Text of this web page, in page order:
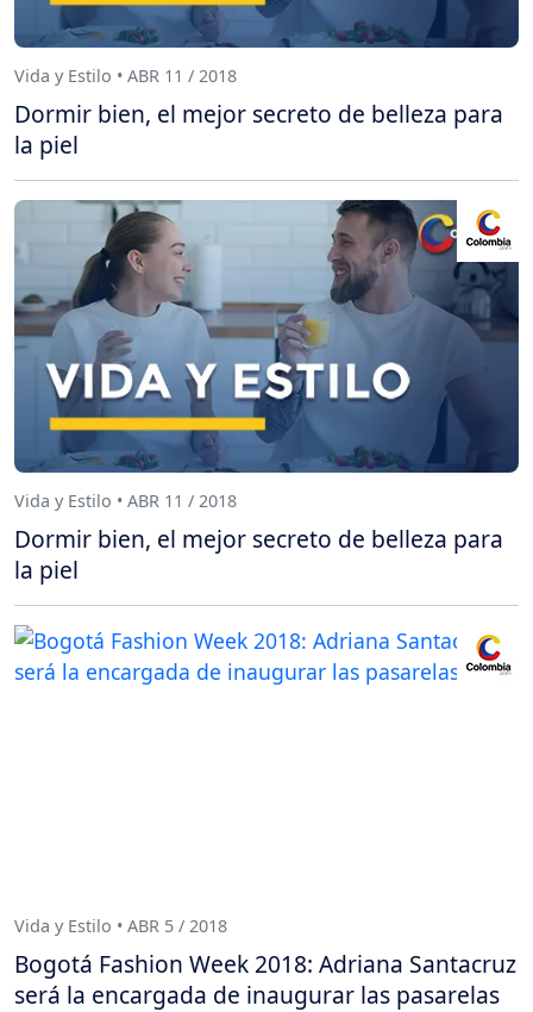
Vida y Estilo • ABR 11 / 2018
Dormir bien, el mejor secreto de belleza para
la piel
Vida y Estilo • ABR 11 / 2018
Dormir bien, el mejor secreto de belleza para
la piel
Vida y Estilo • ABR 5 / 2018
Bogotá Fashion Week 2018: Adriana Santacruz
será la encargada de inaugurar las pasarelas